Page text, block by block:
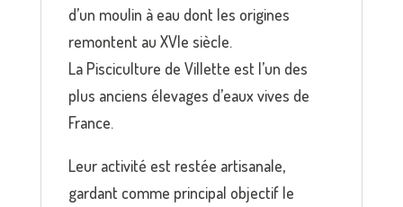
d’un moulin à eau dont les origines
remontent au XVIe siècle.
La Pisciculture de Villette est l’un des
plus anciens élevages d’eaux vives de
France.
Leur activité est restée artisanale,
gardant comme principal objectif le